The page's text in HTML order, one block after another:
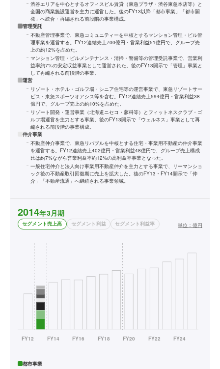
渋谷エリアを中心とするオフィスビル賃貸（東急プラザ・渋谷東急本店等）と
全国の商業施設運営を主力に運営した。後のFY13以降「都市事業」「都市開
発」へ統合・再編される前段階の事業構成。
管理受託
不動産管理事業で、東急コミュニティーを中核とするマンション管理・ビル管
理事業を運営する。FY12連結売上700億円・営業利益51億円で、グループ売
上の約12%を占めた。
マンション管理・ビルメンテナンス・清掃・警備等の管理受託事業で、営業利
益率約7%の安定収益事業として運営された。後のFY13開示で「管理」事業と
して再編される前段階の事業。
運営
リゾート・ホテル・ゴルフ場・シニア住宅等の運営事業で、東急リゾートサー
ビス・東急スポーツオアシス等を含む。FY12連結売上594億円・営業利益38
億円で、グループ売上の約10%を占めた。
リゾート開発・運営事業（北海道ニセコ・蓼科等）とフィットネスクラブ・ゴ
ルフ場運営を主力とする事業。後のFY13開示で「ウェルネス」事業として再
編される前段階の事業構成。
仲介事業
不動産仲介事業で、東急リバブルを中核とする住宅・事業用不動産の仲介事業
を運営する。FY12連結売上402億円・営業利益48億円で、グループ売上構成
比は約7%ながら営業利益率約12%の高利益率事業となった。
一般住宅仲介と法人向け事業用不動産仲介を主力とする事業で、リーマンショ
ック後の不動産取引回復期に売上を拡大した。後のFY13・FY14開示で「仲
介」「不動産流通」へ継続される事業領域。
2014年3月期
セグメント売上高 セグメント利益 セグメント利益率 単位： 億円
都市事業